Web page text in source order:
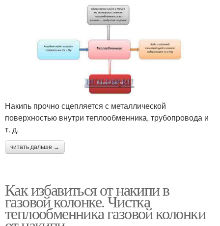
Накипь прочно сцепляется с металлической
поверхностью внутри теплообменника, трубопровода и
т. д.
читать дальше →
Как избавиться от накипи в
газовой колонке. Чистка
теплообменника газовой колонки